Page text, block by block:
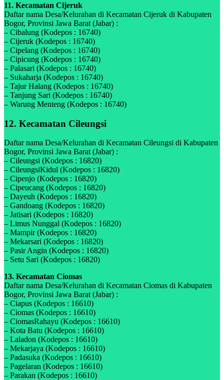
11. Kecamatan Cijeruk
Daftar nama Desa/Kelurahan di Kecamatan Cijeruk di Kabupaten
Bogor, Provinsi Jawa Barat (Jabar) :
– Cibalung (Kodepos : 16740)
– Cijeruk (Kodepos : 16740)
– Cipelang (Kodepos : 16740)
– Cipicung (Kodepos : 16740)
– Palasari (Kodepos : 16740)
– Sukaharja (Kodepos : 16740)
– Tajur Halang (Kodepos : 16740)
– Tanjung Sari (Kodepos : 16740)
– Warung Menteng (Kodepos : 16740)
12. Kecamatan Cileungsi
Daftar nama Desa/Kelurahan di Kecamatan Cileungsi di Kabupaten
Bogor, Provinsi Jawa Barat (Jabar) :
– Cileungsi (Kodepos : 16820)
– CileungsiKidul (Kodepos : 16820)
– Cipenjo (Kodepos : 16820)
– Cipeucang (Kodepos : 16820)
– Dayeuh (Kodepos : 16820)
– Gandoang (Kodepos : 16820)
– Jatisari (Kodepos : 16820)
– Limus Nunggal (Kodepos : 16820)
– Mampir (Kodepos : 16820)
– Mekarsari (Kodepos : 16820)
– Pasir Angin (Kodepos : 16820)
– Setu Sari (Kodepos : 16820)
13. Kecamatan Ciomas
Daftar nama Desa/Kelurahan di Kecamatan Ciomas di Kabupaten
Bogor, Provinsi Jawa Barat (Jabar) :
– Ciapus (Kodepos : 16610)
– Ciomas (Kodepos : 16610)
– CiomasRahayu (Kodepos : 16610)
– Kota Batu (Kodepos : 16610)
– Laladon (Kodepos : 16610)
– Mekarjaya (Kodepos : 16610)
– Padasuka (Kodepos : 16610)
– Pagelaran (Kodepos : 16610)
– Parakan (Kodepos : 16610)